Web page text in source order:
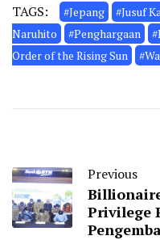
TAGS: #Jepang #Jusuf
Naruhito
#Penghargaan
Order of the Rising Sun
Previous
Privilege